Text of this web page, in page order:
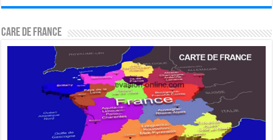
CARE DE FRANCE